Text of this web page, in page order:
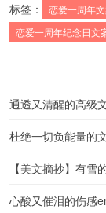
标签： 恋爱一周年
恋爱一周年纪念日文
通透又清醒的高级
杜绝一切负能量的
【美文摘抄】有雪
心酸又催泪的伤感